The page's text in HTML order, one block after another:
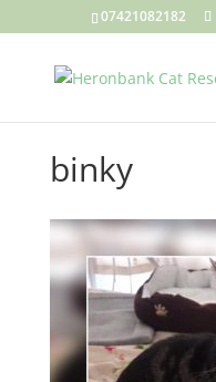
07421082182
binky